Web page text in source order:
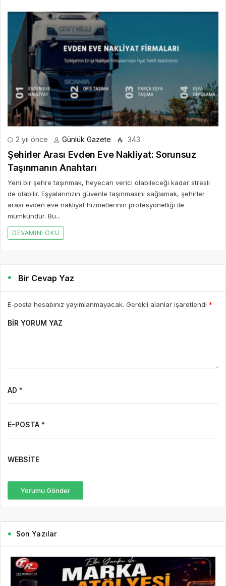
2 yıl önce Günlük Gazete 343
Şehirler Arası Evden Eve Nakliyat: Sorunsuz
Taşınmanın Anahtarı
Yeni bir şehre taşınmak, heyecan verici olabileceği kadar stresli
de olabilir. Eşyalarınızın güvenle taşınmasını sağlamak, şehirler
arası evden eve nakliyat hizmetlerinin profesyonelliği ile
mümkündür. Bu...
DEVAMINI OKU
Bir Cevap Yaz
E-posta hesabınız yayımlanmayacak. Gerekli alanlar işaretlendi *
BIR YORUM YAZ
AD *
E-POSTA *
WEBSITE
Yorumu Gönder
Son Yazılar